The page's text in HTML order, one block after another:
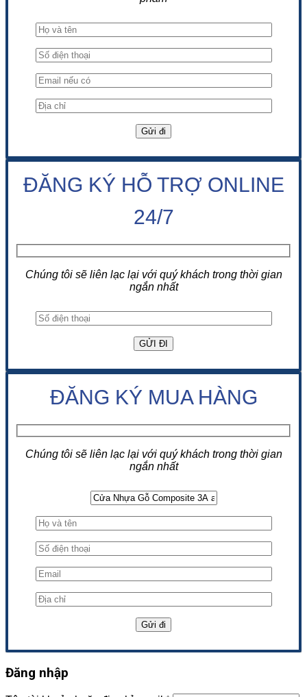
ĐĂNG KÝ HỖ TRỢ ONLINE
24/7
Chúng tôi sẽ liên lạc lại với quý khách trong thời gian
ngắn nhất
ĐĂNG KÝ MUA HÀNG
Chúng tôi sẽ liên lạc lại với quý khách trong thời gian
ngắn nhất
Đăng nhập